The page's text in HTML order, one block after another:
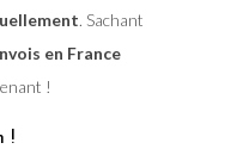
. Sachant
en France
!
!